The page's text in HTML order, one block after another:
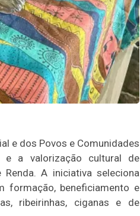
e dos Povos e Comunidades
e a valorização cultural de
A iniciativa seleciona
formação, beneficiamento e
ribeirinhas, ciganas e de